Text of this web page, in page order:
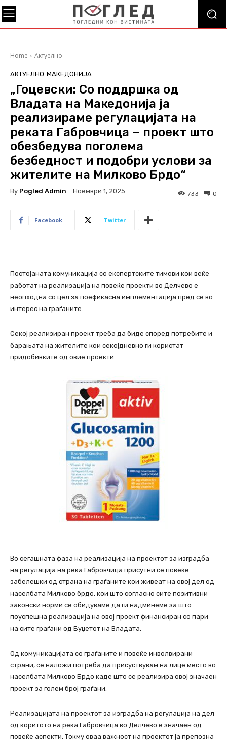
Home Актуелно
АКТУЕЛНО МАКЕДОНИЈА
„Гоцевски: Со поддршка од
Владата на Македонија ја
реализираме регулацијата на
реката Габровчица – проект што
обезбедува поголема
безбедност и подобри услови за
жителите на Милково Брдо“
By Pogled Admin Ноември 1, 2025 0
733
Facebook Twitter
Постојаната комуникација со експертските тимови кои веќе
работат на реализација на повеќе проекти во Делчево е
неопходна со цел за поефикасна имплементација пред се во
интерес на граѓаните.
Секој реализиран проект треба да биде според потребите и
барањата на жителите кои секојдневно ги користат
придобивките од овие проекти.
Во сегашната фаза на реализација на проектот за изградба
на регулација на река Габровчица присутни се повеќе
забелешки од страна на граѓаните кои живеат на овој дел од
населбата Милково брдо, кои што согласно сите позитивни
законски норми се обидуваме да ги надминеме за што
поуспешна реализација на овој проект финансиран со пари
на сите граѓани од Буџетот на Владата.
Од комуникацијата со граѓаните и повеќе инволвирани
страни, се наложи потреба да присуствувам на лице место во
населбата Милково Брдо каде што се реализира овој значаен
проект за голем број граѓани.
Реализацијата на проектот за изградба на регулација на дел
од коритото на река Габровчица во Делчево е значаен од
повеќе аспекти. Токму оваа важност на проектот ја препозна